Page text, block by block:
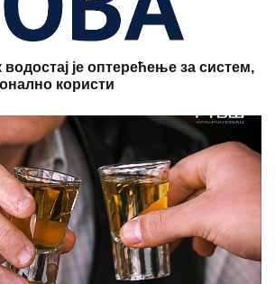
је оптерећење за систем,
користи